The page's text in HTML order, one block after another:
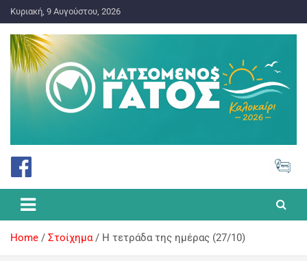
Κυριακή, 9 Αυγούστου, 2026
Ματσωμένος Γάτος – Όλα για
το Στοίχημα
Home Στοίχημα H τετράδα της ημέρας (27/10)